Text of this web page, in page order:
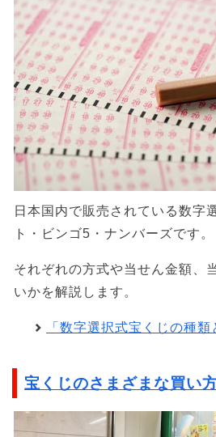
日本国内で販売されている数字
ト・ビンゴ5・ナンバーズです。
それぞれの方式や当せん金額、
いかを解説します。
「数字選択式宝くじの種
宝くじのさまざまな買い